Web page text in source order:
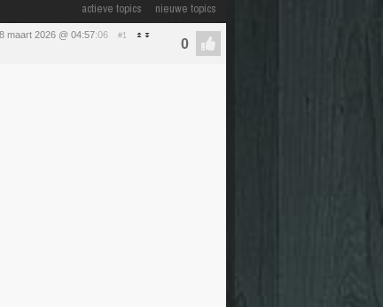
actieve topics nieuwe topics
maart 2026 @ 04:57:06 #1